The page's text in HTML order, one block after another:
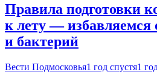
Правила подготовки
к лету — избавляемся
и бактерий
Вести Подмосковья1 год спустя1